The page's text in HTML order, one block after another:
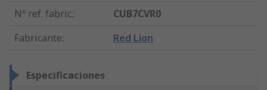
Nº ref. fabric.:
CUB7CVR0
Fabricante: Red Lion
Especificaciones